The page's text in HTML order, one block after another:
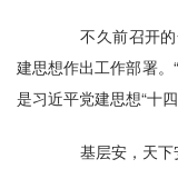
不久前召开的
建思想作出工作部署
是习近平党建思想“十
基层安，天下